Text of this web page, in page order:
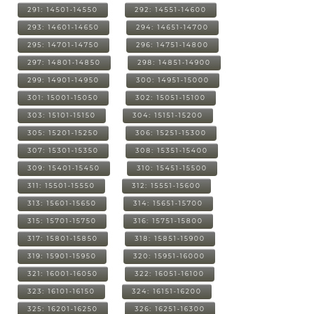
291: 14501-14550 292: 14551-14600
293: 14601-14650 294: 14651-14700
295: 14701-14750 296: 14751-14800
297: 14801-14850 298: 14851-14900
299: 14901-14950 300: 14951-15000
301: 15001-15050 302: 15051-15100
303: 15101-15150 304: 15151-15200
305: 15201-15250 306: 15251-15300
307: 15301-15350 308: 15351-15400
309: 15401-15450 310: 15451-15500
311: 15501-15550 312: 15551-15600
313: 15601-15650 314: 15651-15700
315: 15701-15750 316: 15751-15800
317: 15801-15850 318: 15851-15900
319: 15901-15950 320: 15951-16000
321: 16001-16050 322: 16051-16100
323: 16101-16150 324: 16151-16200
325: 16201-16250 326: 16251-16300